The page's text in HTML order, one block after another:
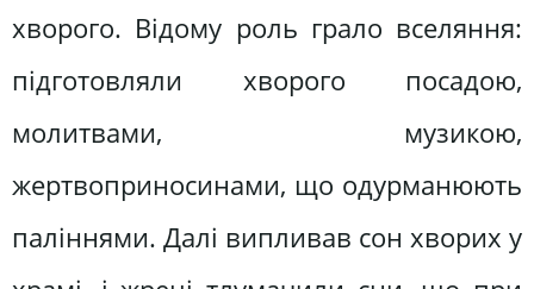
хворого. Відому роль грало вселяння:
підготовляли хворого посадою,
молитвами, музикою,
жертвоприносинами, що одурманюють
паліннями. Далі випливав сон хворих у